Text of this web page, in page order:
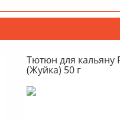
Тютюн для кальяну
(Жуйка) 50 г